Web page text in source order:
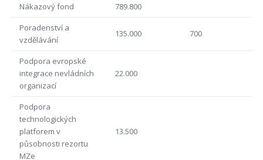
Nákazový fond
789.800
Poradenství a
vzdělávání
135.000 700
Podpora evropské
integrace nevládních
organizací
22.000
Podpora
technologických
platforem v
působnosti rezortu
MZe
13.500